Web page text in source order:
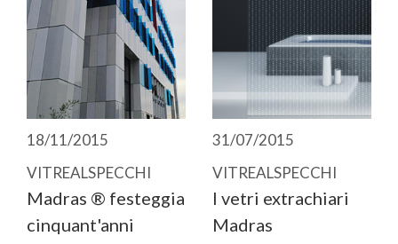
18/11/2015
VITREALSPECCHI
Madras ® festeggia
cinquant'anni
31/07/2015
VITREALSPECCHI
I vetri extrachiari
Madras